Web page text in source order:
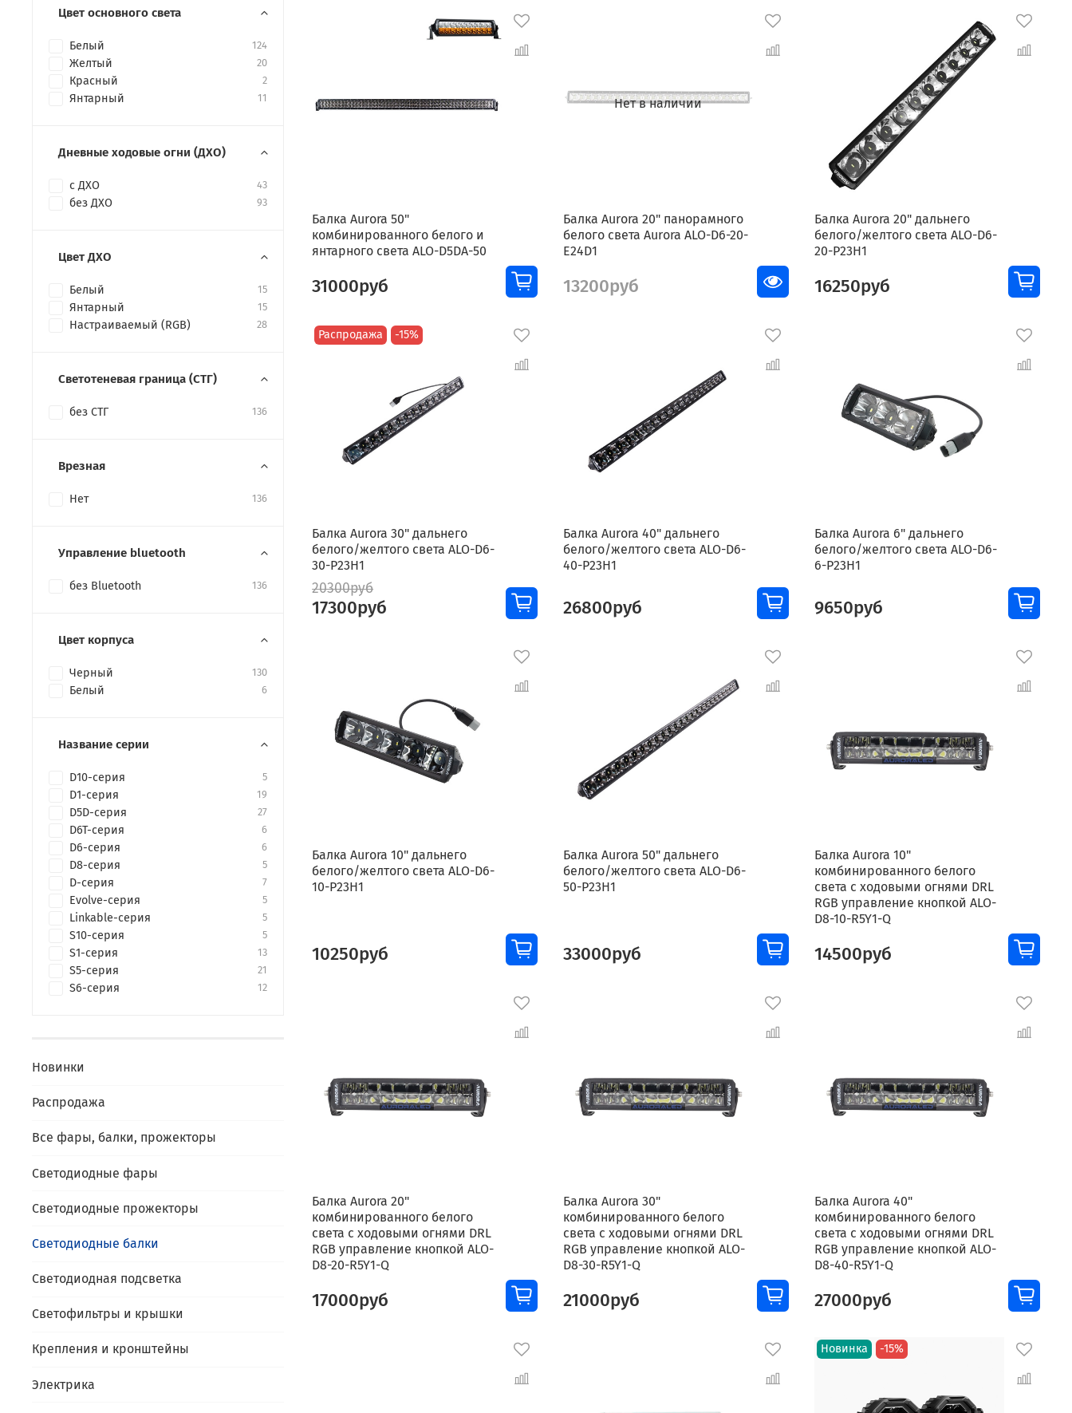
Балка Aurora 50"
комбинированного белого и
янтарного света ALO-D5DA-50
31000руб
Нет в наличии
Балка Aurora 20" панорамного
белого света Aurora ALO-D6-20-
E24D1
13200руб
Балка Aurora 20" дальнего
белого/желтого света ALO-D6-
20-P23H1
16250руб
Распродажа -15%
Балка Aurora 30" дальнего
белого/желтого света ALO-D6-
30-P23H1
20300руб
17300руб
Балка Aurora 40" дальнего
белого/желтого света ALO-D6-
40-P23H1
26800руб
Балка Aurora 6" дальнего
белого/желтого света ALO-D6-
6-P23H1
9650руб
Балка Aurora 10" дальнего
белого/желтого света ALO-D6-
10-P23H1
10250руб
Балка Aurora 50" дальнего
белого/желтого света ALO-D6-
50-P23H1
33000руб
Балка Aurora 10"
комбинированного белого
света с ходовыми огнями DRL
RGB управление кнопкой ALO-
D8-10-R5Y1-Q
14500руб
Балка Aurora 20"
комбинированного белого
света с ходовыми огнями DRL
RGB управление кнопкой ALO-
D8-20-R5Y1-Q
17000руб
Балка Aurora 30"
комбинированного белого
света с ходовыми огнями DRL
RGB управление кнопкой ALO-
D8-30-R5Y1-Q
21000руб
Балка Aurora 40"
комбинированного белого
света с ходовыми огнями DRL
RGB управление кнопкой ALO-
D8-40-R5Y1-Q
27000руб
Новинка -15%
Цвет основного света
Белый 124
Желтый 20
Красный 2
Янтарный 11
Дневные ходовые огни (ДХО)
с ДХО 43
без ДХО 93
Цвет ДХО
Белый 15
Янтарный 15
Настраиваемый (RGB) 28
Светотеневая граница (СТГ)
без СТГ 136
Врезная
Нет 136
Управление bluetooth
без Bluetooth 136
Цвет корпуса
Черный 130
Белый 6
Название серии
D10-серия 5
D1-серия 19
D5D-серия 27
D6T-серия 6
D6-серия 6
D8-серия 5
D-серия 7
Evolve-серия 5
Linkable-серия 5
S10-серия 5
S1-серия 13
S5-серия 21
S6-серия 12
Новинки
Распродажа
Все фары, балки, прожекторы
Светодиодные фары
Светодиодные прожекторы
Светодиодные балки
Светодиодная подсветка
Светофильтры и крышки
Крепления и кронштейны
Электрика